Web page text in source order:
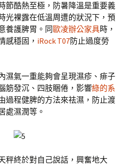
節酷熱至極，防暑降溫是重要義
光裸露在低溫周遭的狀況下，預
養護脾胃。同歐凌辦公家具時，
感穩固， iRock T07防止過度勞
濕氣一重能夠會呈現濕疹、痱子
筋發沉、四肢睏倦，影響綠的系
過程健脾的方法來祛濕，防止渡
處濕潤等。
秤終於對自己說話，興奮地大